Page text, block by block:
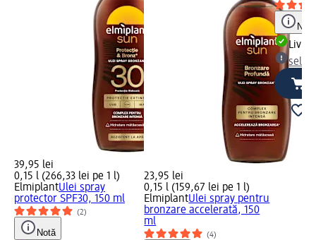
39,95 lei
0,15 l (266,33 lei pe 1 l)
ElmiplantUlei spray
protector SPF30, 150 ml
(2)
Notă
23,95 lei
0,15 l (159,67 lei pe 1 l)
ElmiplantUlei spray pentru
bronzare accelerată, 150
ml
(4)
Notă